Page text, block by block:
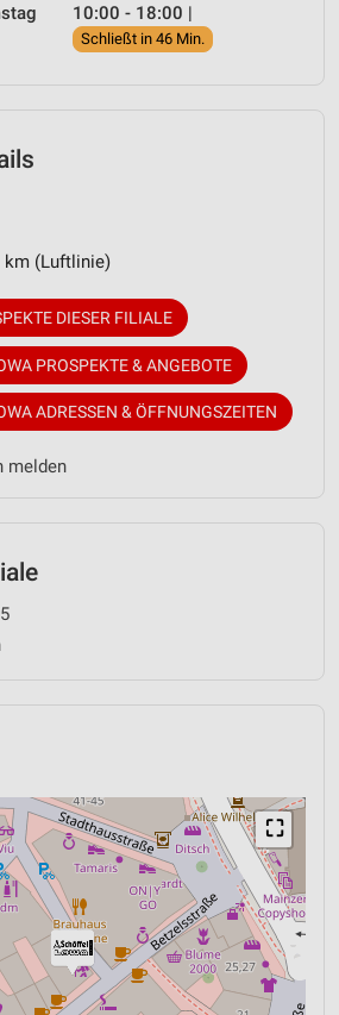
10:00 - 18:00 |
Schließt in 46 Min.
km (Luftlinie)
DIESER FILIALE
PROSPEKTE & ANGEBOTE
ADRESSEN & ÖFFNUNGSZEITEN
melden
⛶